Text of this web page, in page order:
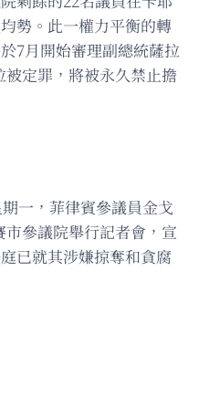
勢。此一權力平衡的轉
7月開始審理副總統薩拉
定罪，將被永久禁止擔
一，菲律賓參議員金戈
參議院舉行記者會，宣
已就其涉嫌掠奪和貪腐